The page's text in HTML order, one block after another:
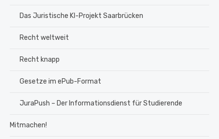
Das Juristische KI-Projekt Saarbrücken
Recht weltweit
Recht knapp
Gesetze im ePub-Format
JuraPush – Der Informationsdienst für Studierende
Mitmachen!